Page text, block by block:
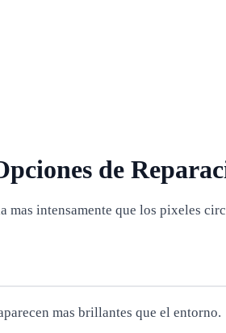
de
intensamente que los pixeles
mas brillantes que el entorno.